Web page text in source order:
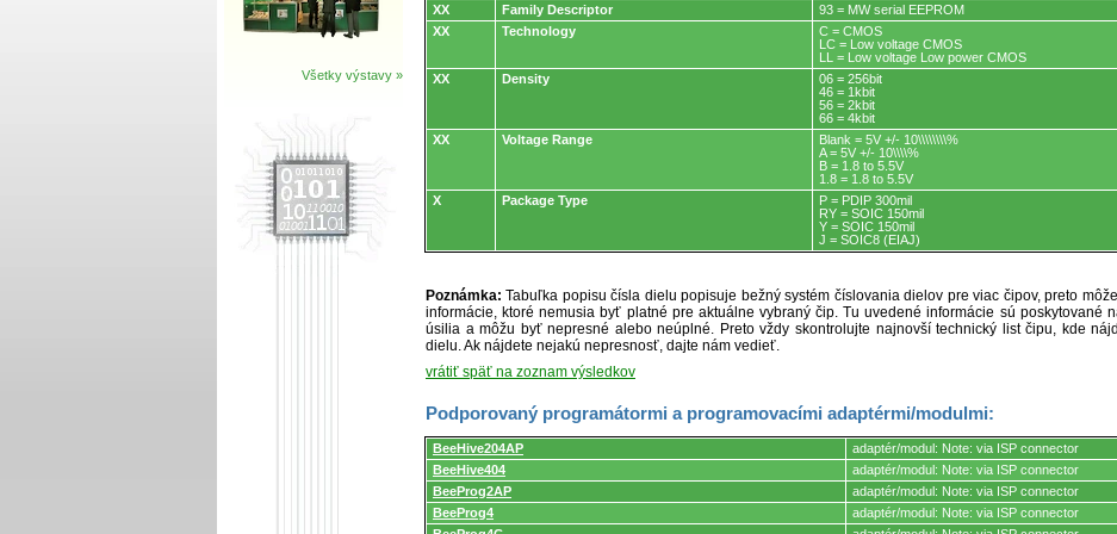
Všetky výstavy »
XX
Family Descriptor
93 = MW serial EEPROM
XX
Technology
C = CMOS
LC = Low voltage CMOS
LL = Low voltage Low power CMOS
XX
Density
06 = 256bit
46 = 1kbit
56 = 2kbit
66 = 4kbit
XX
Voltage Range
Blank = 5V +/- 10\\\\\\\\%
A = 5V +/- 10\\\\%
B = 1.8 to 5.5V
1.8 = 1.8 to 5.5V
X
Package Type
P = PDIP 300mil
RY = SOIC 150mil
Y = SOIC 150mil
J = SOIC8 (EIAJ)
Poznámka: Tabuľka popisu čísla dielu popisuje bežný systém číslovania dielov pre viac čipov, preto
informácie, ktoré nemusia byť platné pre aktuálne vybraný čip. Tu uvedené informácie sú poskytované
úsilia a môžu byť nepresné alebo neúplné. Preto vždy skontrolujte najnovší technický list čipu, kde
dielu. Ak nájdete nejakú nepresnosť, dajte nám vedieť.
vrátiť späť na zoznam výsledkov
Podporovaný programátormi a programovacími adaptérmi/modulmi:
Podporovaný
programátormi
programovacími
adaptérmi/modulmi.
BeeHive204AP
adaptér/modul: Note: via ISP connector
BeeHive404
adaptér/modul: Note: via ISP connector
BeeProg2AP
adaptér/modul: Note: via ISP connector
BeeProg4
adaptér/modul: Note: via ISP connector